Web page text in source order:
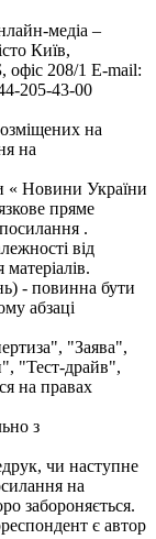
медіа –
Київ,
208/1 E-mail:
205-43-00
на
на
« Новини України
пряме
.
від
- повинна бути
абзаці
"Заява",
"Тест-драйв",
на правах
з
чи наступне
на
забороняється.
є автор